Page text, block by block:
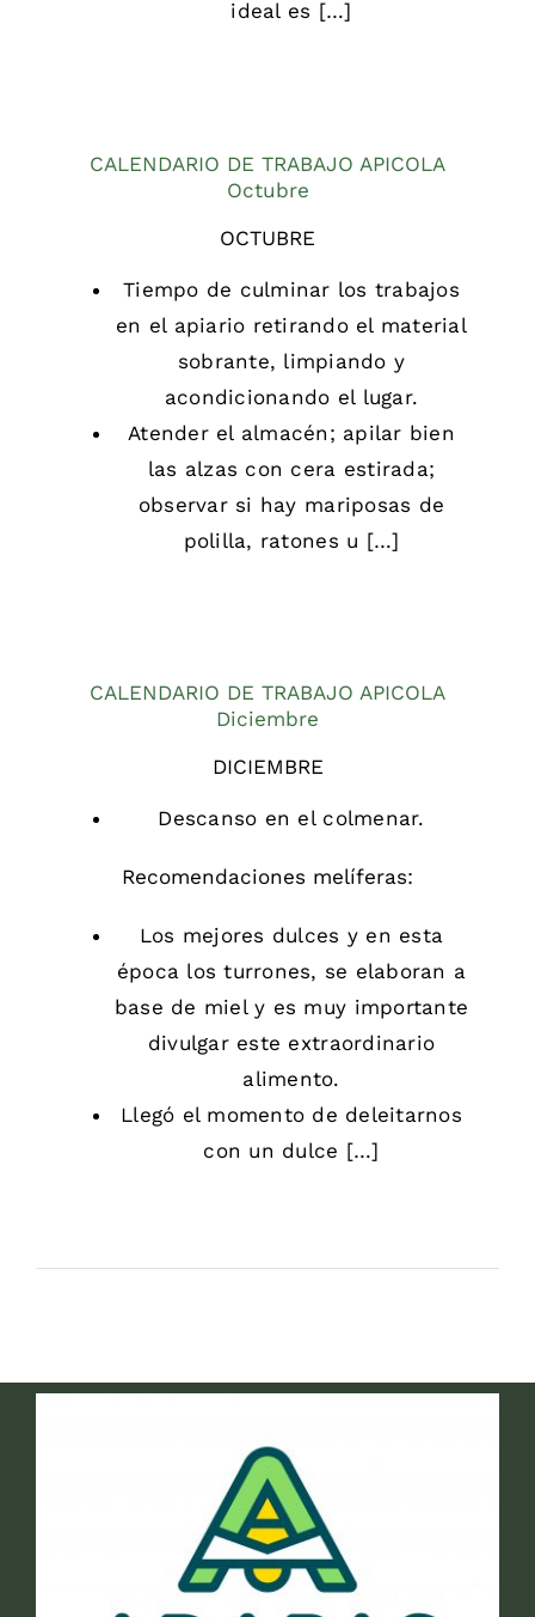
ideal es […]
CALENDARIO DE TRABAJO APICOLA
Octubre
OCTUBRE
Tiempo de culminar los trabajos
en el apiario retirando el material
sobrante, limpiando y
acondicionando el lugar.
Atender el almacén; apilar bien
las alzas con cera estirada;
observar si hay mariposas de
polilla, ratones u […]
CALENDARIO DE TRABAJO APICOLA
Diciembre
DICIEMBRE
Descanso en el colmenar.
Recomendaciones melíferas:
Los mejores dulces y en esta
época los turrones, se elaboran a
base de miel y es muy importante
divulgar este extraordinario
alimento.
Llegó el momento de deleitarnos
con un dulce […]